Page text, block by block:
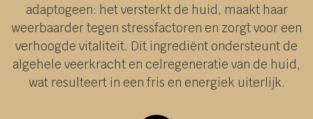
adaptogeen: het versterkt de huid, maakt haar
weerbaarder tegen stressfactoren en zorgt voor een
verhoogde vitaliteit. Dit ingrediënt ondersteunt de
algehele veerkracht en celregeneratie van de huid,
wat resulteert in een fris en energiek uiterlijk.